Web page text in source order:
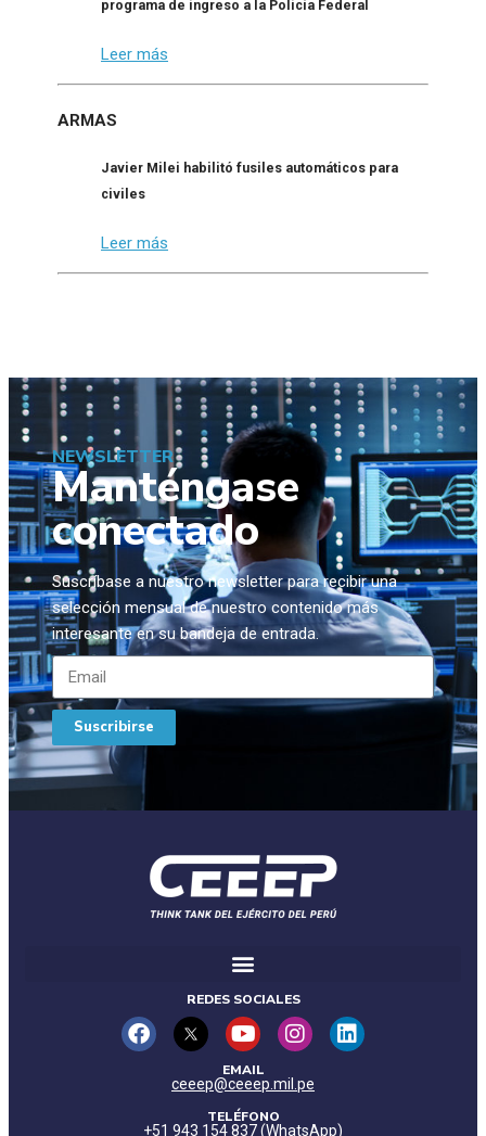
programa de ingreso a la Policía Federal
Leer más
ARMAS
Javier Milei habilitó fusiles automáticos para
civiles
Leer más
NEWSLETTER
Manténgase
conectado
Suscríbase a nuestro newsletter para recibir una
selección mensual de nuestro contenido más
interesante en su bandeja de entrada.
Suscribirse
REDES SOCIALES
EMAIL
ceeep@ceeep.mil.pe
TELÉFONO
+51 943 154 837 (WhatsApp)